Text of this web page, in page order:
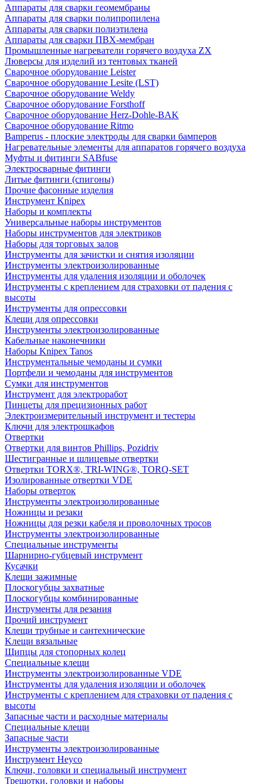
Аппараты для сварки геомембраны
Аппараты для сварки полипропилена
Аппараты для сварки полиэтилена
Аппараты для сварки ПВХ-мембран
Промышленные нагреватели горячего воздуха ZX
Люверсы для изделий из тентовых тканей
Сварочное оборудование Leister
Сварочное оборудование Lesite (LST)
Сварочное оборудование Weldy
Сварочное оборудование Forsthoff
Сварочное оборудование Herz-Dohle-BAK
Сварочное оборудование Ritmo
Bamperus - плоские электроды для сварки бамперов
Нагревательные элементы для аппаратов горячего воздуха
Муфты и фитинги SABfuse
Электросварные фитинги
Литые фитинги (спигоны)
Прочие фасонные изделия
Инструмент Knipex
Наборы и комплекты
Универсальные наборы инструментов
Наборы инструментов для электриков
Наборы для торговых залов
Инструменты для зачистки и снятия изоляции
Инструменты электроизолированные
Инструменты для удаления изоляции и оболочек
Инструменты с креплением для страховки от падения с
высоты
Инструменты для опрессовки
Клещи для опрессовки
Инструменты электроизолированные
Кабельные наконечники
Наборы Knipex Tanos
Инструментальные чемоданы и сумки
Портфели и чемоданы для инструментов
Сумки для инструментов
Инструмент для электроработ
Пинцеты для прецизионных работ
Электроизмерительный инструмент и тестеры
Ключи для электрошкафов
Отвертки
Отвертки для винтов Phillips, Pozidriv
Шестигранные и шлицевые отвертки
Отвертки TORX®, TRI-WING®, TORQ-SET
Изолированные отвертки VDE
Наборы отверток
Инструменты электроизолированные
Ножницы и резаки
Ножницы для резки кабеля и проволочных тросов
Инструменты электроизолированные
Специальные инструменты
Шарнирно-губцевый инструмент
Кусачки
Клещи зажимные
Плоскогубцы захватные
Плоскогубцы комбинированные
Инструменты для резания
Прочий инструмент
Клещи трубные и сантехнические
Kлещи вязальные
Щипцы для стопорных колец
Специальные клещи
Инструменты электроизолированные VDE
Инструменты для удаления изоляции и оболочек
Инструменты с креплением для страховки от падения с
высоты
Запасные части и расходные материалы
Специальные клещи
Запасные части
Инструменты электроизолированные
Инструмент Heyco
Ключи, головки и специальный инструмент
Трещотки, головки и наборы